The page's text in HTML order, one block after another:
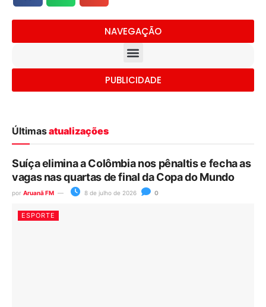
NAVEGAÇÃO
PUBLICIDADE
Últimasatualizações
Suíça elimina a Colômbia nos pênaltis e fecha as
vagas nas quartas de final da Copa do Mundo
por Aruanã FM 8 de julho de 2026 0
ESPORTE